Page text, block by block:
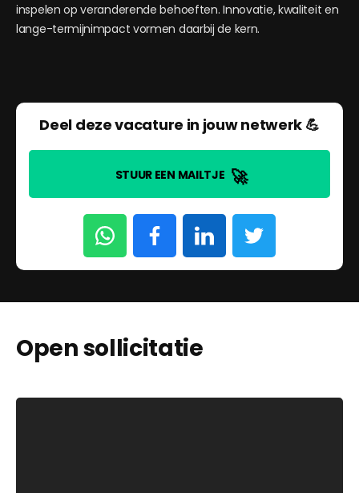
inspelen op veranderende behoeften. Innovatie, kwaliteit en
lange-termijnimpact vormen daarbij de kern.
Deel deze vacature in jouw netwerk 💪
STUUR EEN MAILTJE 🚀
Open sollicitatie